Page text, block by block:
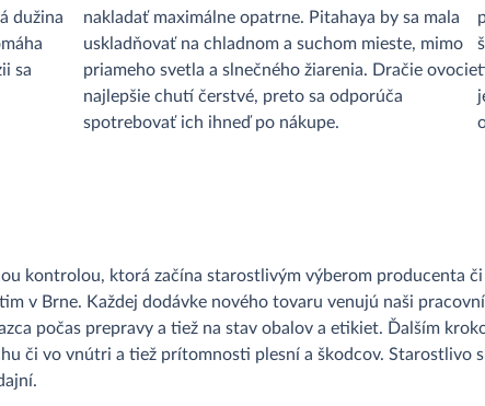
dužina
sa
nakladať maximálne opatrne. Pitahaya by sa mala
uskladňovať na chladnom a suchom mieste, mimo
priameho svetla a slnečného žiarenia. Dračie ovocie
najlepšie chutí čerstvé, preto sa odporúča
spotrebovať ich ihneď po nákupe.
kontrolou, ktorá začína starostlivým výberom producenta
v Brne. Každej dodávke nového tovaru venujú naši
počas prepravy a tiež na stav obalov a etikiet. Ďalším
či vo vnútri a tiež prítomnosti plesní a škodcov. Starostlivo